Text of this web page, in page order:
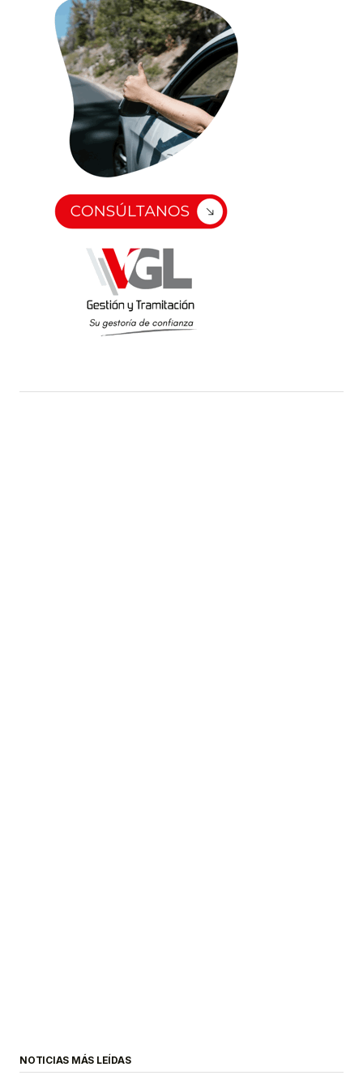
NOTICIAS MÁS LEÍDAS